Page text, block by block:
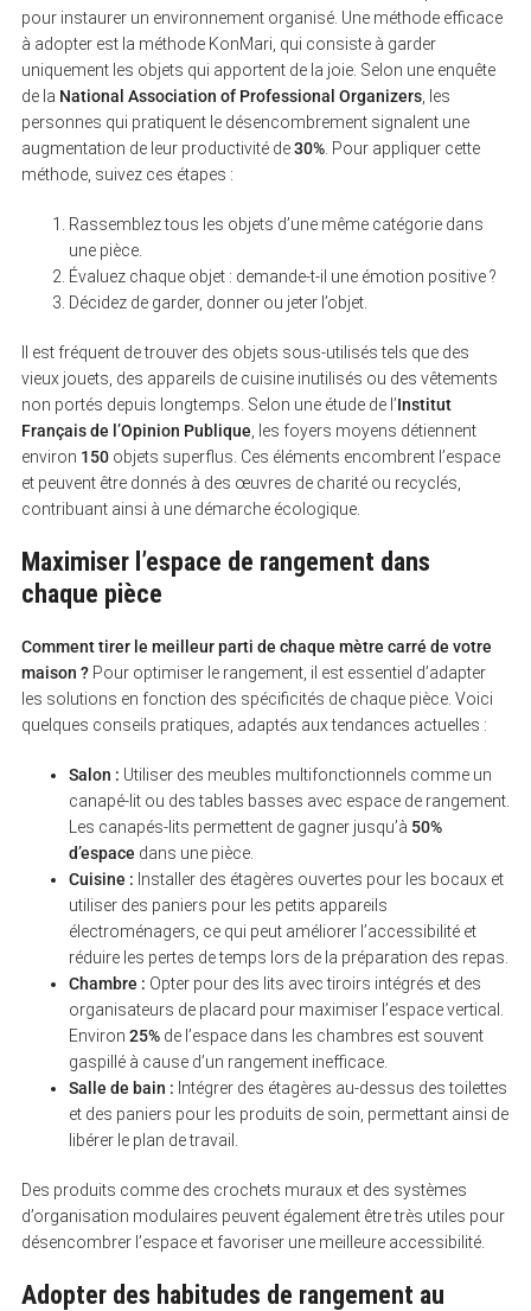
pour instaurer un environnement organisé. Une méthode efficace
à adopter est la méthode KonMari, qui consiste à garder
uniquement les objets qui apportent de la joie. Selon une enquête
de la National Association of Professional Organizers, les
personnes qui pratiquent le désencombrement signalent une
augmentation de leur productivité de30%. Pour appliquer cette
méthode, suivez ces étapes :
Rassemblez tous les objets d’une même catégorie dans
une pièce.
Évaluez chaque objet : demande-t-il une émotion positive ?
Décidez de garder, donner ou jeter l’objet.
Il est fréquent de trouver des objets sous-utilisés tels que des
vieux jouets, des appareils de cuisine inutilisés ou des vêtements
non portés depuis longtemps. Selon une étude de l’Institut
Français de l’Opinion Publique , les foyers moyens détiennent
environ 150objets superflus. Ces éléments encombrent l’espace
et peuvent être donnés à des œuvres de charité ou recyclés,
contribuant ainsi à une démarche écologique.
Maximiser l’espace de rangement dans
chaque pièce
Comment tirer le meilleur parti de chaque mètre carré de votre
maison ?Pour optimiser le rangement, il est essentiel d’adapter
les solutions en fonction des spécificités de chaque pièce. Voici
quelques conseils pratiques, adaptés aux tendances actuelles :
Salon : Utiliser des meubles multifonctionnels comme un
canapé-lit ou des tables basses avec espace de rangement.
Les canapés-lits permettent de gagner jusqu’à 50%
d’espace dans une pièce.
Cuisine : Installer des étagères ouvertes pour les bocaux et
utiliser des paniers pour les petits appareils
électroménagers, ce qui peut améliorer l’accessibilité et
réduire les pertes de temps lors de la préparation des repas.
Chambre : Opter pour des lits avec tiroirs intégrés et des
organisateurs de placard pour maximiser l’espace vertical.
Environ 25%de l’espace dans les chambres est souvent
gaspillé à cause d’un rangement inefficace.
Salle de bain : Intégrer des étagères au-dessus des toilettes
et des paniers pour les produits de soin, permettant ainsi de
libérer le plan de travail.
Des produits comme des crochets muraux et des systèmes
d’organisation modulaires peuvent également être très utiles pour
désencombrer l’espace et favoriser une meilleure accessibilité.
Adopter des habitudes de rangement au